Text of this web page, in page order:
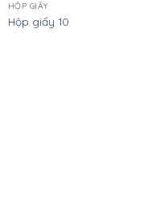
HỘP GIẤY
Hộp giấy 10